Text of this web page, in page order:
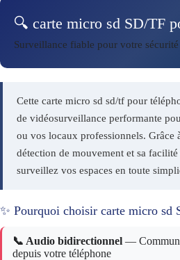
🔍 carte micro sd SD/TF
Surveillance fiable pour votre sécurité
Cette carte micro sd sd/tf pour
de vidéosurveillance performante
ou vos locaux professionnels. Grâce
détection de mouvement et sa
surveillez vos espaces en toute
✨ Pourquoi choisir carte micro sd
📞 Audio bidirectionnel —
depuis votre téléphone